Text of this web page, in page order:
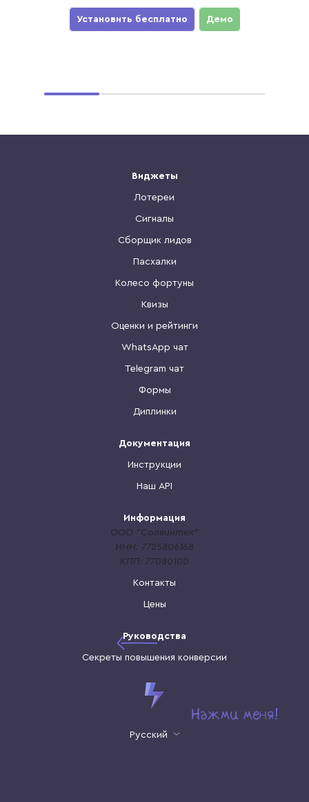
Установить бесплатно Демо
Русский
Виджеты
Лотереи
Сигналы
Сборщик лидов
Пасхалки
Колесо фортуны
Квизы
Оценки и рейтинги
WhatsApp чат
Telegram чат
Формы
Диплинки
Документация
Инструкции
Наш API
Информация
ООО "Солвинтек"
ИНН: 7725806168
КПП: 77080100
Контакты
Цены
Руководства
Секреты повышения конверсии